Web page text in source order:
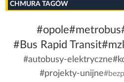
CHMURA TAGÓW
#opole#metrobus
#Bus Rapid Transit
#autobusy-elektryczne
#projekty-unijne